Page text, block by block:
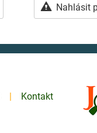
Nahlásit
Kontakt